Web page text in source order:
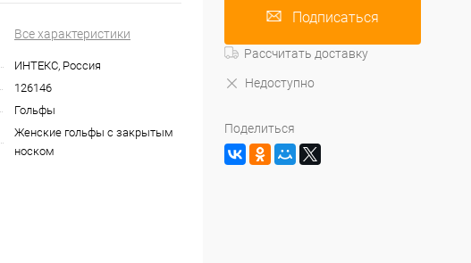
Все характеристики
ИНТЕКС, Россия
126146
Гольфы
Женские гольфы с закрытым
носком
Подписаться
Рассчитать доставку
Недоступно
Поделиться